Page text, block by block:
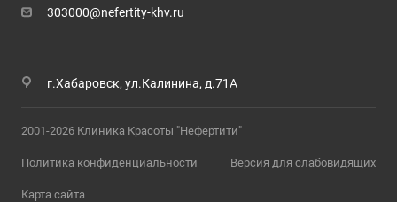
303000@nefertity-khv.ru
г.Хабаровск, ул.Калинина, д.71А
2001-2026 Клиника Красоты "Нефертити"
Политика конфиденциальности Версия для слабовидящих
Карта сайта